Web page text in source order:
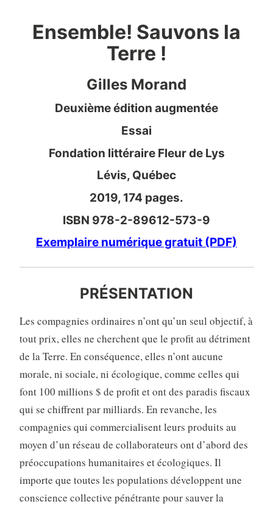
Ensemble! Sauvons la
Terre !
Gilles Morand
Deuxième édition augmentée
Essai
Fondation littéraire Fleur de Lys
Lévis, Québec
2019, 174 pages.
ISBN 978-2-89612-573-9
Exemplaire numérique gratuit (PDF)
PRÉSENTATION
Les compagnies ordinaires n’ont qu’un seul objectif, à
tout prix, elles ne cherchent que le profit au détriment
de la Terre. En conséquence, elles n’ont aucune
morale, ni sociale, ni écologique, comme celles qui
font 100 millions $ de profit et ont des paradis fiscaux
qui se chiffrent par milliards. En revanche, les
compagnies qui commercialisent leurs produits au
moyen d’un réseau de collaborateurs ont d’abord des
préoccupations humanitaires et écologiques. Il
importe que toutes les populations développent une
conscience collective pénétrante pour sauver la